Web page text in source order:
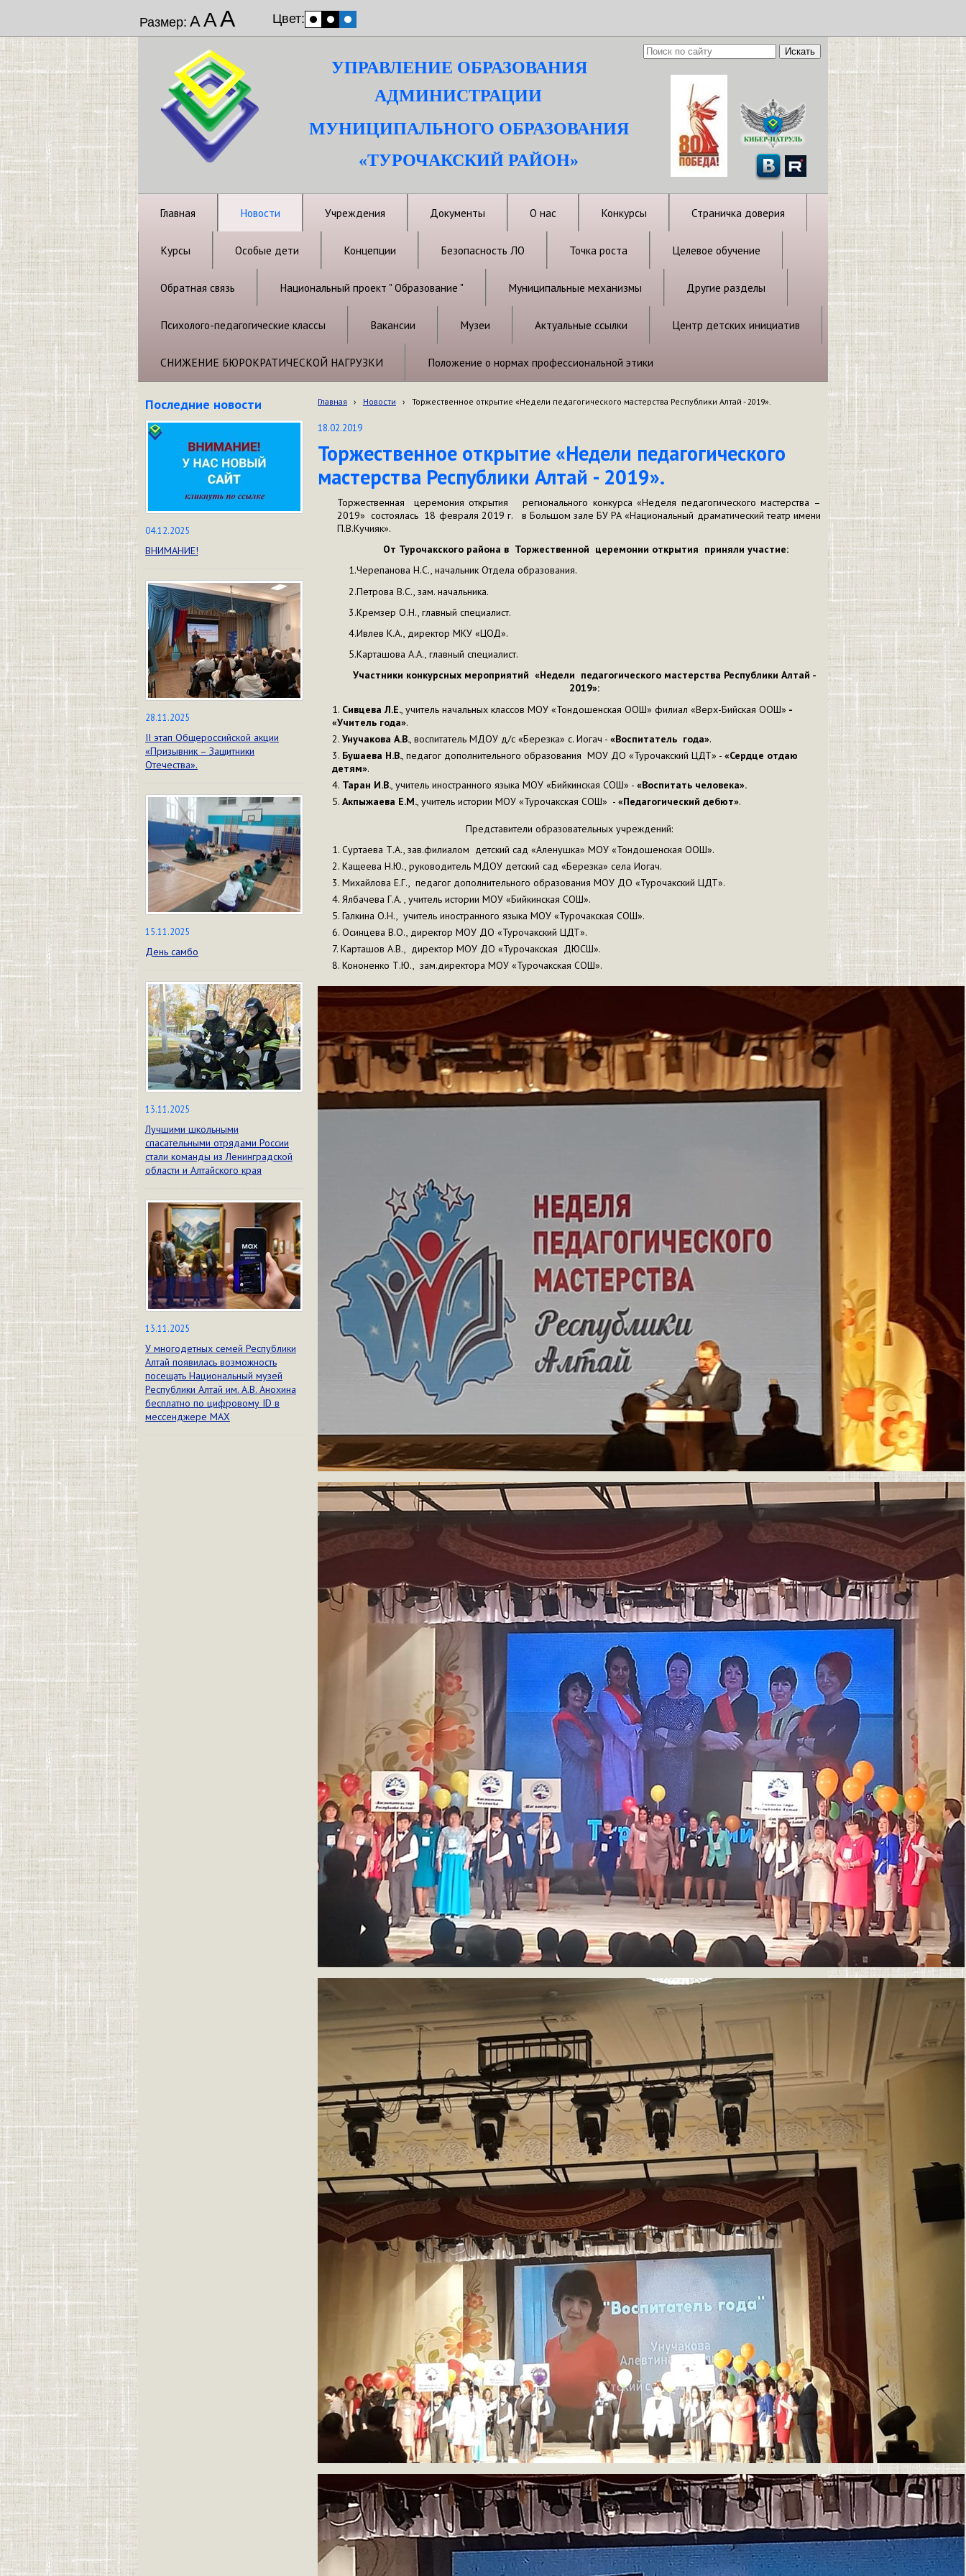
Размер: ААА Цвет:
УПРАВЛЕНИЕ ОБРАЗОВАНИЯ
АДМИНИСТРАЦИИ
МУНИЦИПАЛЬНОГО ОБРАЗОВАНИЯ
«ТУРОЧАКСКИЙ РАЙОН»
Главная Новости Учреждения Документы О нас Конкурсы Страничка доверия
Курсы Особые дети Концепции Безопасность ЛО Точка роста Целевое обучение
Обратная связь Национальный проект " Образование " Муниципальные механизмы Другие разделы
Психолого-педагогические классы Вакансии Музеи Актуальные ссылки Центр детских инициатив
СНИЖЕНИЕ БЮРОКРАТИЧЕСКОЙ НАГРУЗКИ Положение о нормах профессиональной этики
Последние новости
04.12.2025
ВНИМАНИЕ!
28.11.2025
II этап Общероссийской акции
«Призывник – Защитники
Отечества».
15.11.2025
День самбо
13.11.2025
Лучшими школьными
спасательными отрядами России
стали команды из Ленинградской
области и Алтайского края
13.11.2025
У многодетных семей Республики
Алтай появилась возможность
посещать Национальный музей
Республики Алтай им. А.В. Анохина
бесплатно по цифровому ID в
мессенджере МАХ
Главная › Новости › Торжественное открытие «Недели педагогического мастерства Республики Алтай - 2019».
18.02.2019
Торжественное открытие «Недели педагогического
мастерства Республики Алтай - 2019».
Торжественная церемония открытия регионального конкурса «Неделя педагогического мастерства –
2019» состоялась 18 февраля 2019 г. в Большом зале БУ РА «Национальный драматический театр имени
П.В.Кучияк».
От Турочакского района в Торжественной церемонии открытия приняли участие:
1.Черепанова Н.С., начальник Отдела образования.
2.Петрова В.С., зам. начальника.
3.Кремзер О.Н., главный специалист.
4.Ивлев К.А., директор МКУ «ЦОД».
5.Карташова А.А., главный специалист.
Участники конкурсных мероприятий «Недели педагогического мастерства Республики Алтай -
2019»:
Сивцева Л.Е. , учитель начальных классов МОУ «Тондошенская ООШ» филиал «Верх-Бийская ООШ» -
«Учитель года».
Унучакова А.В. , воспитатель МДОУ д/с «Березка» с. Иогач - «Воспитатель года».
Бушаева Н.В. , педагог дополнительного образования МОУ ДО «Турочакский ЦДТ» - «Сердце отдаю
детям».
Таран И.В. , учитель иностранного языка МОУ «Бийкинская СОШ» - «Воспитать человека».
Акпыжаева Е.М. , учитель истории МОУ «Турочакская СОШ» - «Педагогический дебют».
Представители образовательных учреждений:
Суртаева Т.А., зав.филиалом детский сад «Аленушка» МОУ «Тондошенская ООШ».
Кащеева Н.Ю., руководитель МДОУ детский сад «Березка» села Иогач.
Михайлова Е.Г., педагог дополнительного образования МОУ ДО «Турочакский ЦДТ».
Ялбачева Г.А. , учитель истории МОУ «Бийкинская СОШ».
Галкина О.Н., учитель иностранного языка МОУ «Турочакская СОШ».
Осинцева В.О., директор МОУ ДО «Турочакский ЦДТ».
Карташов А.В., директор МОУ ДО «Турочакская ДЮСШ».
Кононенко Т.Ю., зам.директора МОУ «Турочакская СОШ».